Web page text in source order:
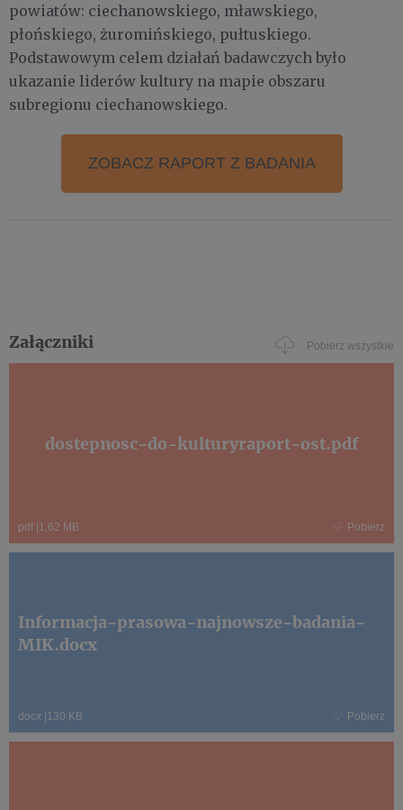
powiatów: ciechanowskiego, mławskiego,
płońskiego, żuromińskiego, pułtuskiego.
Podstawowym celem działań badawczych było
ukazanie liderów kultury na mapie obszaru
subregionu ciechanowskiego.
ZOBACZ RAPORT Z BADANIA
Załączniki Pobierz wszystkie
dostepnosc-do-kulturyraport-ost.pdf
pdf 1,62 MB Pobierz
Informacja-prasowa-najnowsze-badania-
MIK.docx
docx 130 KB Pobierz